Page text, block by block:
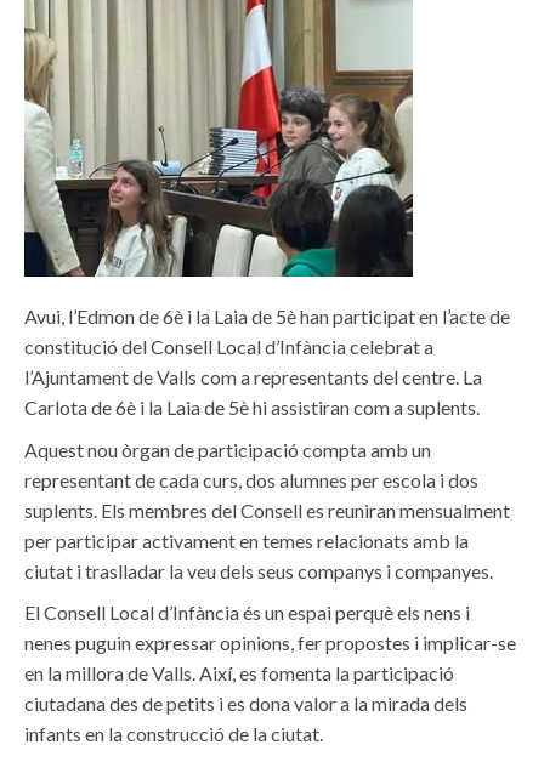
Avui, l’Edmon de 6è i la Laia de 5è han participat en l’acte de
constitució del Consell Local d’Infància celebrat a
l’Ajuntament de Valls com a representants del centre. La
Carlota de 6è i la Laia de 5è hi assistiran com a suplents.
Aquest nou òrgan de participació compta amb un
representant de cada curs, dos alumnes per escola i dos
suplents. Els membres del Consell es reuniran mensualment
per participar activament en temes relacionats amb la
ciutat i traslladar la veu dels seus companys i companyes.
El Consell Local d’Infància és un espai perquè els nens i
nenes puguin expressar opinions, fer propostes i implicar-se
en la millora de Valls. Així, es fomenta la participació
ciutadana des de petits i es dona valor a la mirada dels
infants en la construcció de la ciutat.